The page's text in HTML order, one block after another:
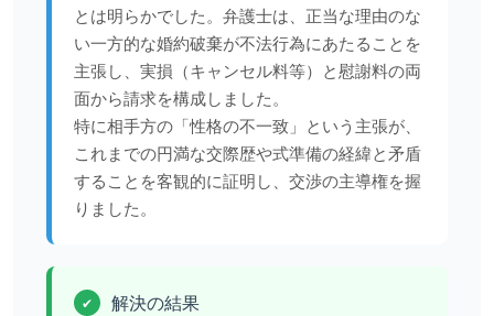
とは明らかでした。弁護士は、正当な理由のな
い一方的な婚約破棄が不法行為にあたることを
主張し、実損（キャンセル料等）と慰謝料の両
面から請求を構成しました。
特に相手方の「性格の不一致」という主張が、
これまでの円満な交際歴や式準備の経緯と矛盾
することを客観的に証明し、交渉の主導権を握
りました。
✔
解決の結果